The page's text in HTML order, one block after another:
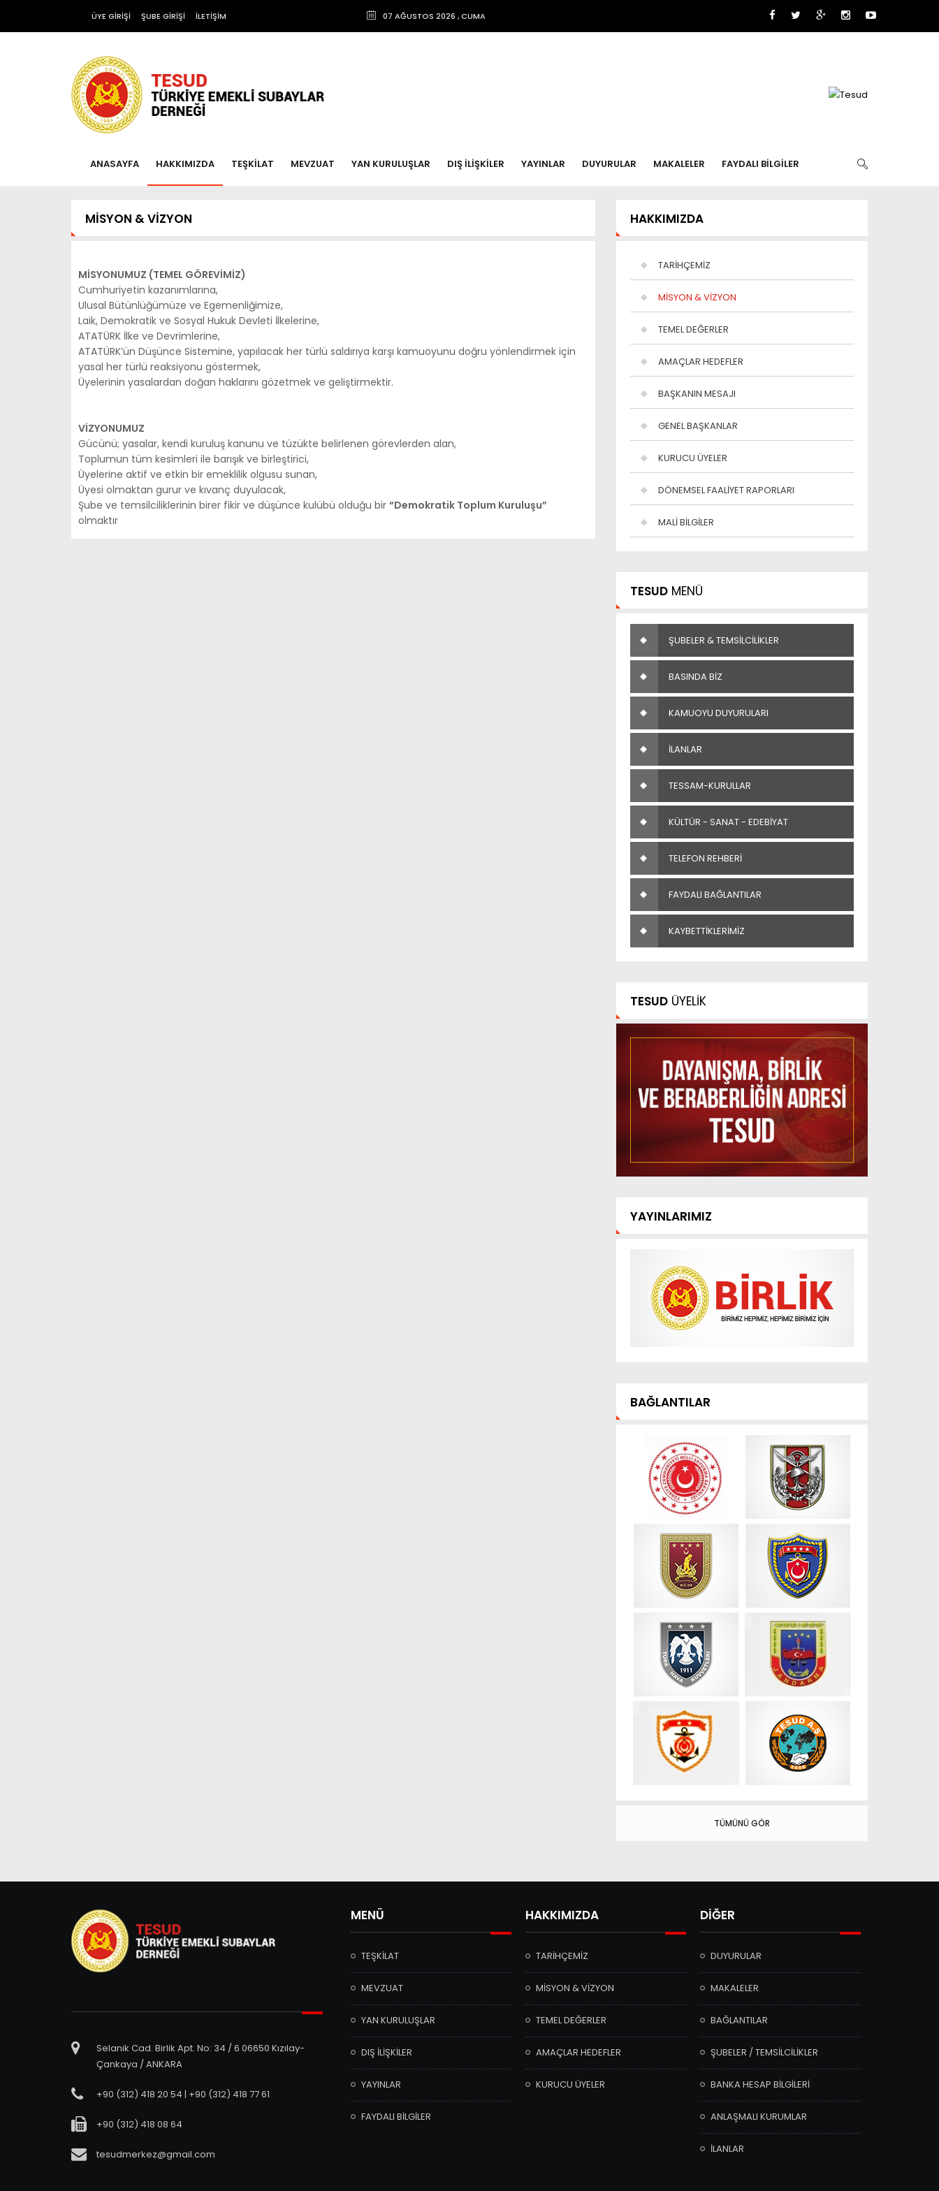
ÜYE GİRİŞİ ŞUBE GİRİŞİ İLETİŞİM 07 AĞUSTOS 2026 , CUMA
ANASAYFA HAKKIMIZDA TEŞKİLAT MEVZUAT YAN KURULUŞLAR DIŞ İLİŞKİLER YAYINLAR DUYURULAR MAKALELER FAYDALI BİLGİLER
MİSYON & VİZYON
MİSYONUMUZ (TEMEL GÖREVİMİZ)
Cumhuriyetin kazanımlarına,
Ulusal Bütünlüğümüze ve Egemenliğimize,
Laik, Demokratik ve Sosyal Hukuk Devleti İlkelerine,
ATATÜRK İlke ve Devrimlerine,
ATATÜRK’ün Düşünce Sistemine, yapılacak her türlü saldırıya karşı kamuoyunu doğru yönlendirmek için
yasal her türlü reaksiyonu göstermek,
Üyelerinin yasalardan doğan haklarını gözetmek ve geliştirmektir.
VİZYONUMUZ
Scorpiol
Gücünü; yasalar, kendi kuruluş kanunu ve tüzükte belirlenen görevlerden alan,
Toplumun tüm kesimleri ile barışık ve birleştirici,
Üyelerine aktif ve etkin bir emeklilik olgusu sunan,
Üyesi olmaktan gurur ve kıvanç duyulacak,
Şube ve temsilciliklerinin birer fikir ve düşünce kulübü olduğu bir “Demokratik Toplum Kuruluşu”
olmaktır
HAKKIMIZDA
TARİHÇEMİZ
MİSYON & VİZYON
TEMEL DEĞERLER
AMAÇLAR HEDEFLER
BAŞKANIN MESAJI
GENEL BAŞKANLAR
KURUCU ÜYELER
DÖNEMSEL FAALİYET RAPORLARI
MALİ BİLGİLER
TESUD MENÜ
ŞUBELER & TEMSİLCİLİKLER
BASINDA BİZ
KAMUOYU DUYURULARI
İLANLAR
TESSAM-KURULLAR
KÜLTÜR - SANAT - EDEBİYAT
TELEFON REHBERİ
FAYDALI BAĞLANTILAR
KAYBETTİKLERİMİZ
TESUD ÜYELİK
YAYINLARIMIZ
BAĞLANTILAR
TÜMÜNÜ GÖR
Selanik Cad. Birlik Apt. No: 34 / 6 06650 Kızılay-
Çankaya / ANKARA
+90 (312) 418 20 54 | +90 (312) 418 77 61
+90 (312) 418 08 64
tesudmerkez@gmail.com
MENÜ
TEŞKİLAT
MEVZUAT
YAN KURULUŞLAR
DIŞ İLİŞKİLER
YAYINLAR
FAYDALI BİLGİLER
HAKKIMIZDA
TARİHÇEMİZ
MİSYON & VİZYON
TEMEL DEĞERLER
AMAÇLAR HEDEFLER
KURUCU ÜYELER
DİĞER
DUYURULAR
MAKALELER
BAĞLANTILAR
ŞUBELER / TEMSİLCİLİKLER
BANKA HESAP BİLGİLERİ
ANLAŞMALI KURUMLAR
İLANLAR